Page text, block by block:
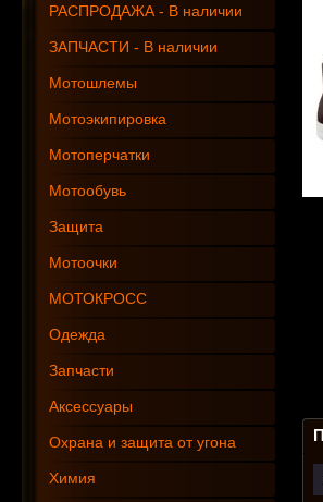
РАСПРОДАЖА - В наличии
ЗАПЧАСТИ - В наличии
Мотошлемы
Мотоэкипировка
Мотоперчатки
Мотообувь
Защита
Мотоочки
МОТОКРОСС
Одежда
Запчасти
Аксессуары
Охрана и защита от угона
Химия